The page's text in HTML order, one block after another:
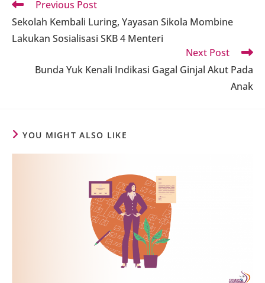
Read
articles
Previous Post
Sekolah Kembali Luring, Yayasan Sikola Mombine
Lakukan Sosialisasi SKB 4 Menteri
Next Post
Bunda Yuk Kenali Indikasi Gagal Ginjal Akut Pada
Anak
YOU MIGHT ALSO LIKE